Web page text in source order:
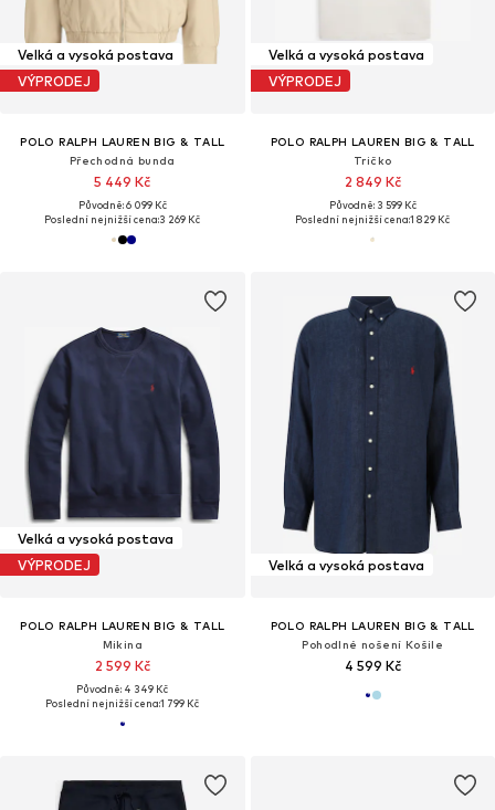
Velká a vysoká postava
VÝPRODEJ
POLO RALPH LAUREN BIG & TALL
Přechodná bunda
5 449 Kč
Původně: 6 099 Kč
Poslední nejnižší cena:3 269 Kč
Velká a vysoká postava
VÝPRODEJ
POLO RALPH LAUREN BIG & TALL
Tričko
2 849 Kč
Původně: 3 599 Kč
Poslední nejnižší cena:1 829 Kč
Velká a vysoká postava
VÝPRODEJ
POLO RALPH LAUREN BIG & TALL
Mikina
2 599 Kč
Původně: 4 349 Kč
Poslední nejnižší cena:1 799 Kč
Velká a vysoká postava
POLO RALPH LAUREN BIG & TALL
Pohodlné nošení Košile
4 599 Kč